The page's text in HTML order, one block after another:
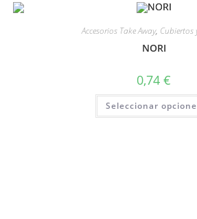
Accesorios Take Away, Cubiertos
NORI
0,74 €
Seleccionar